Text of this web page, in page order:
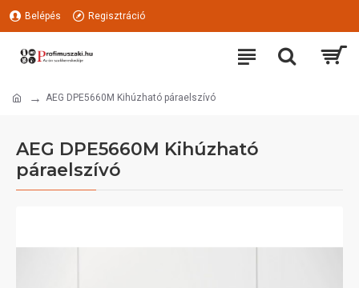
Belépés Regisztráció
AEG DPE5660M Kihúzható páraelszívó
AEG DPE5660M Kihúzható
páraelszívó